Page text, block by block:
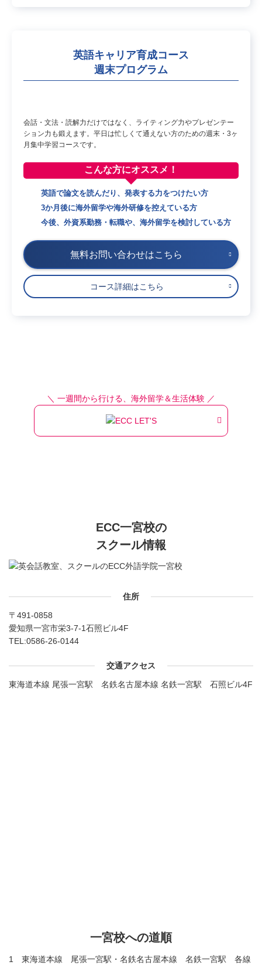
英語キャリア育成コース
週末プログラム
会話・文法・読解力だけではなく、ライティング力やプレゼンテー
ション力も鍛えます。平日は忙しくて通えない方のための週末・3ヶ
月集中学習コースです。
こんな方にオススメ！
英語で論文を読んだり、発表する力をつけたい方
3か月後に海外留学や海外研修を控えている方
今後、外資系勤務・転職や、海外留学を検討している方
無料お問い合わせはこちら
コース詳細はこちら
＼ 一週間から行ける、海外留学＆生活体験 ／
ECC一宮校の
スクール情報
住所
〒491-0858
愛知県一宮市栄3-7-1石照ビル4F
TEL:0586-26-0144
交通アクセス
東海道本線 尾張一宮駅 名鉄名古屋本線 名鉄一宮駅 石照ビル4F
一宮校への道順
1 東海道本線 尾張一宮駅・名鉄名古屋本線 名鉄一宮駅 各線